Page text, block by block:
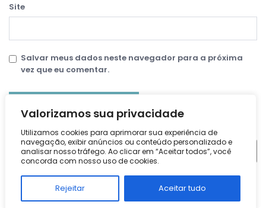
Valorizamos sua privacidade
Utilizamos cookies para aprimorar sua experiência de
navegação, exibir anúncios ou conteúdo personalizado e
analisar nosso tráfego. Ao clicar em “Aceitar todos”, você
concorda com nosso uso de cookies.
Rejeitar Aceitar tudo
Site
Salvar meus dados neste navegador para a próxima
vez que eu comentar.
Pesquisar
Pesquisar
Posts recentes